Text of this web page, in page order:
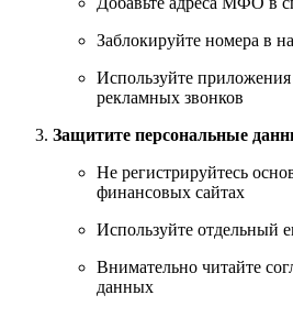
Заблокируйте номера в
Используйте
рекламных звонков
Защитите персональные
Не регистрируйтесь
финансовых сайтах
Используйте отдельный
Внимательно читайте
данных